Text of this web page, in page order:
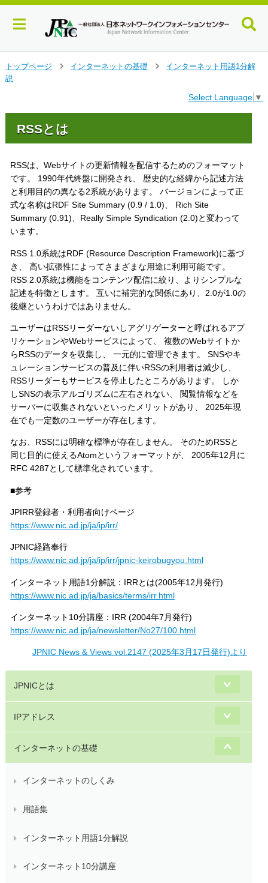
イ
ン
トップページ
インターネットの基礎
インターネット用語1分解
説
Select Language ▼
RSSとは
RSSは、Webサイトの更新情報を配信するためのフォーマット
です。 1990年代終盤に開発され、 歴史的な経緯から記述方法
と利用目的の異なる2系統があります。 バージョンによって正
式な名称はRDF Site Summary (0.9 / 1.0)、 Rich Site
Summary (0.91)、Really Simple Syndication (2.0)と変わって
います。
RSS 1.0系統はRDF (Resource Description Framework)に基づ
き、 高い拡張性によってさまざまな用途に利用可能です。
RSS 2.0系統は機能をコンテンツ配信に絞り、よりシンプルな
記述を特徴とします。 互いに補完的な関係にあり、2.0が1.0の
後継というわけではありません。
ユーザーはRSSリーダーないしアグリゲーターと呼ばれるアプ
リケーションやWebサービスによって、 複数のWebサイトか
らRSSのデータを収集し、 一元的に管理できます。 SNSやキ
ュレーションサービスの普及に伴いRSSの利用者は減少し、
RSSリーダーもサービスを停止したところがあります。 しか
しSNSの表示アルゴリズムに左右されない、 閲覧情報などを
サーバーに収集されないといったメリットがあり、 2025年現
在でも一定数のユーザーが存在します。
なお、RSSには明確な標準が存在しません。 そのためRSSと
同じ目的に使えるAtomというフォーマットが、 2005年12月に
RFC 4287として標準化されています。
■参考
JPIRR登録者・利用者向けページ
https://www.nic.ad.jp/ja/ip/irr/
JPNIC経路奉行
https://www.nic.ad.jp/ja/ip/irr/jpnic-keirobugyou.html
インターネット用語1分解説：IRRとは(2005年12月発行)
https://www.nic.ad.jp/ja/basics/terms/irr.html
インターネット10分講座：IRR (2004年7月発行)
https://www.nic.ad.jp/ja/newsletter/No27/100.html
JPNIC News & Views vol.2147 (2025年3月17日発行)より
JPNICとは
IPアドレス
インターネットの基礎
インターネットのしくみ
用語集
インターネット用語1分解説
インターネット10分講座